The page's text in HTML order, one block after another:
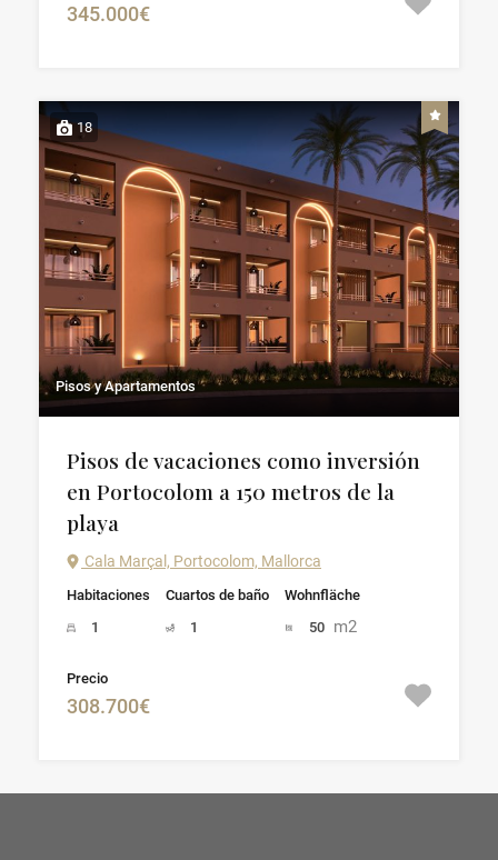
345.000€
18
Pisos y Apartamentos
Pisos de vacaciones como inversión
en Portocolom a 150 metros de la
playa
Cala Marçal, Portocolom, Mallorca
Habitaciones
1
Cuartos de baño
1
Wohnfläche
50 m2
Precio
308.700€